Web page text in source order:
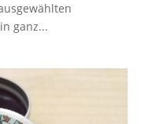
ganz...